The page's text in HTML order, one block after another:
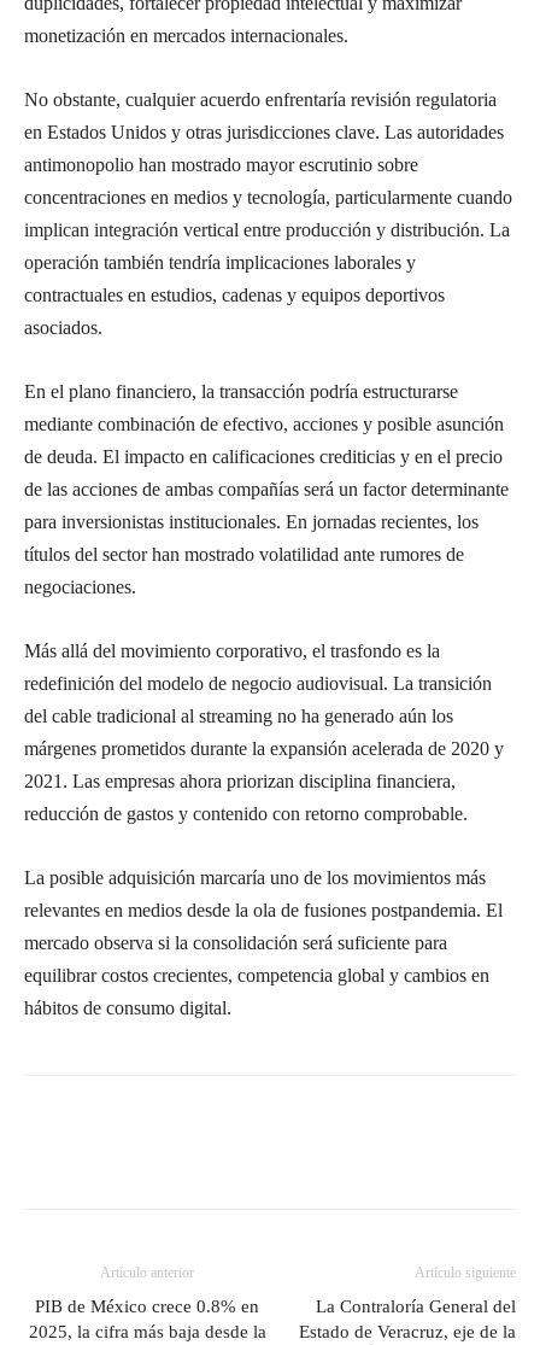
monetización en mercados internacionales.
No obstante, cualquier acuerdo enfrentaría revisión regulatoria
en Estados Unidos y otras jurisdicciones clave. Las autoridades
antimonopolio han mostrado mayor escrutinio sobre
concentraciones en medios y tecnología, particularmente cuando
implican integración vertical entre producción y distribución. La
operación también tendría implicaciones laborales y
contractuales en estudios, cadenas y equipos deportivos
asociados.
En el plano financiero, la transacción podría estructurarse
mediante combinación de efectivo, acciones y posible asunción
de deuda. El impacto en calificaciones crediticias y en el precio
de las acciones de ambas compañías será un factor determinante
para inversionistas institucionales. En jornadas recientes, los
títulos del sector han mostrado volatilidad ante rumores de
negociaciones.
Más allá del movimiento corporativo, el trasfondo es la
redefinición del modelo de negocio audiovisual. La transición
del cable tradicional al streaming no ha generado aún los
márgenes prometidos durante la expansión acelerada de 2020 y
2021. Las empresas ahora priorizan disciplina financiera,
reducción de gastos y contenido con retorno comprobable.
La posible adquisición marcaría uno de los movimientos más
relevantes en medios desde la ola de fusiones postpandemia. El
mercado observa si la consolidación será suficiente para
equilibrar costos crecientes, competencia global y cambios en
hábitos de consumo digital.
Artículo anterior
PIB de México crece 0.8% en
2025, la cifra más baja desde la
Artículo siguiente
La Contraloría General del
Estado de Veracruz, eje de la